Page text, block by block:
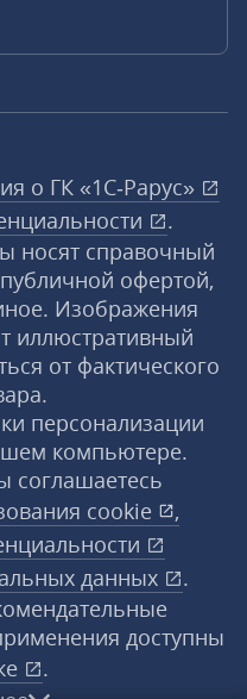
о ГК «1С‑Рарус»
.
носят справочный
офертой,
Изображения
иллюстративный
от фактического
персонализации
компьютере.
соглашаетесь
cookie
,
данных
.
доступны
.